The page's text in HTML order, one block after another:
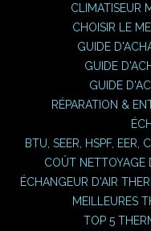
CLIMATISEUR
CHOISIR LE
GUIDE
GUIDE
GUIDE
RÉPARATION &
BTU, SEER, HSPF, EER,
COÛT NETTOYAGE
ÉCHANGEUR D'AIR
MEILLEURES
TOP 5